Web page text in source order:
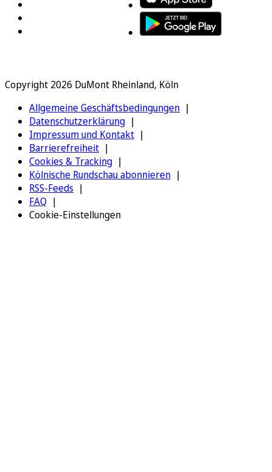
Copyright 2026 DuMont Rheinland, Köln
Allgemeine Geschäftsbedingungen
Datenschutzerklärung
Impressum und Kontakt
Barrierefreiheit
Cookies & Tracking
Kölnische Rundschau abonnieren
RSS-Feeds
FAQ
Cookie-Einstellungen